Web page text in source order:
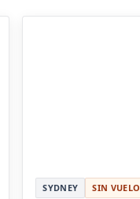
SYDNEY SIN VUELO